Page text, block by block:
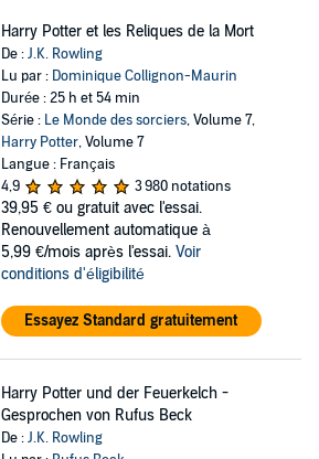
Harry Potter et les Reliques de la Mort
De :J.K. Rowling
Lu par : Dominique Collignon-Maurin
Durée : 25 h et 54 min
Série : Le Monde des sorciers, Volume 7,
Harry Potter, Volume 7
Langue : Français
4,9
3 980 notations
39,95 € ou gratuit avec l'essai.
Renouvellement automatique à
5,99 €/mois après l'essai. Voir
conditions d'éligibilité
Essayez Standard gratuitement
Harry Potter und der Feuerkelch -
Gesprochen von Rufus Beck
De :J.K. Rowling